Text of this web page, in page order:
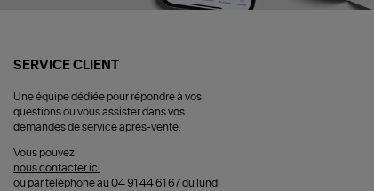
SERVICE CLIENT
Une équipe dédiée pour répondre à vos
questions ou vous assister dans vos
demandes de service après-vente.
Vous pouvez
nous contacter ici
ou par téléphone au 04 91 44 61 67 du lundi